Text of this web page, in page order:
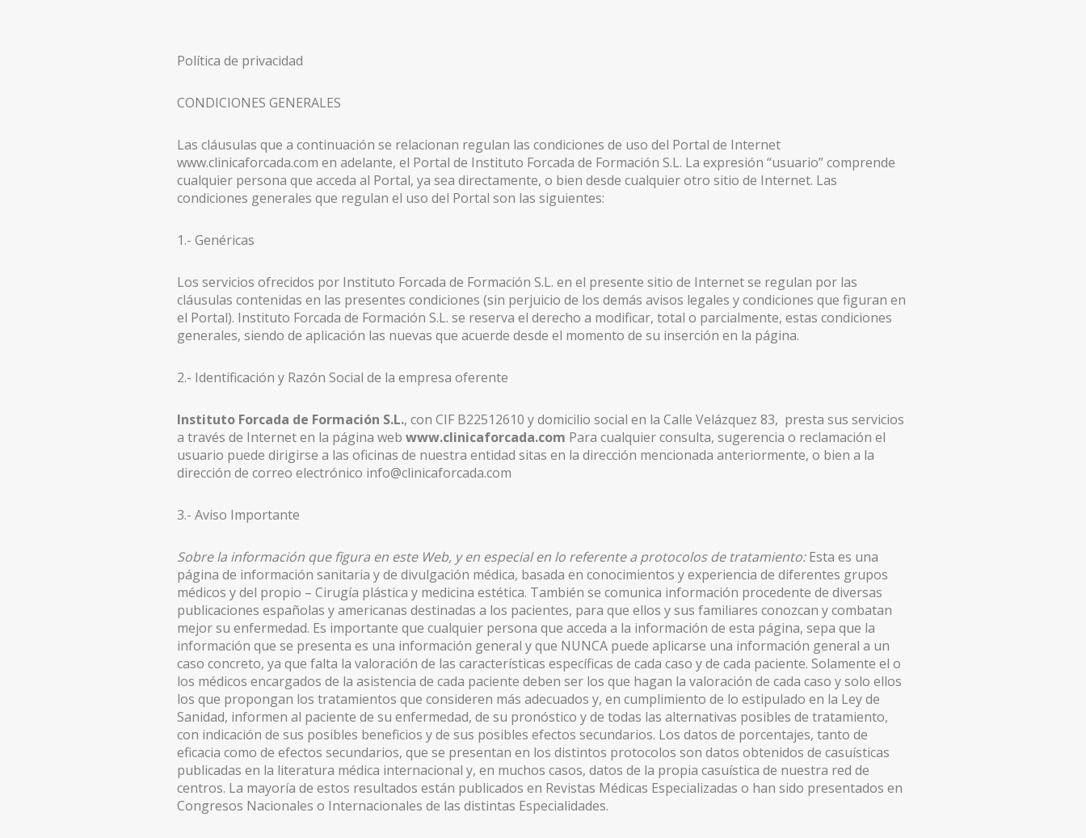
RINOPLASTIA ULTRASÓNICA
BLEFAROPLASTIA
IMPLANTES FACIALES
BOLA DE BICHAT
ARMONIZACIÓN DE PECHO MÍA® FEMTECH™
AUMENTO DE PECHO
MASTOPEXIA EN L
CIRUGÍA SECUNDARIA
MASTOPEXIA (ELEVACIÓN MAMARIA CON PRÓTESIS)
MAMA TUBEROSA
IMPLANTES PECTORALES HOMBRE
CIRUGÍA CORPORAL
LIPOSUCCIÓN BODYTITE
LIPOSUCCIÓN EN MADRID
LIPOSUCCIÓN VASER EN MADRID
LIPOSUCCIÓN ALTA DEFINICIÓN EN MADRID
REPARACIÓN ENDOSCÓPICA DE LA PARED ABDOMINAL
ABDOMINOPLASTIA
Política de privacidad
CONDICIONES GENERALES
Las cláusulas que a continuación se relacionan regulan las condiciones de uso del Portal de Internet
www.clinicaforcada.com en adelante, el Portal de Instituto Forcada de Formación S.L. La expresión “usuario” comprende
cualquier persona que acceda al Portal, ya sea directamente, o bien desde cualquier otro sitio de Internet. Las
condiciones generales que regulan el uso del Portal son las siguientes:
1.- Genéricas
Los servicios ofrecidos por Instituto Forcada de Formación S.L. en el presente sitio de Internet se regulan por las
cláusulas contenidas en las presentes condiciones (sin perjuicio de los demás avisos legales y condiciones que figuran en
el Portal). Instituto Forcada de Formación S.L. se reserva el derecho a modificar, total o parcialmente, estas condiciones
generales, siendo de aplicación las nuevas que acuerde desde el momento de su inserción en la página.
2.- Identificación y Razón Social de la empresa oferente
Instituto Forcada de Formación S.L., con CIF B22512610 y domicilio social en la Calle Velázquez 83, presta sus servicios
a través de Internet en la página web www.clinicaforcada.com Para cualquier consulta, sugerencia o reclamación el
usuario puede dirigirse a las oficinas de nuestra entidad sitas en la dirección mencionada anteriormente, o bien a la
dirección de correo electrónico info@clinicaforcada.com
3.- Aviso Importante
Sobre la información que figura en este Web, y en especial en lo referente a protocolos de tratamiento:Esta es una
página de información sanitaria y de divulgación médica, basada en conocimientos y experiencia de diferentes grupos
médicos y del propio – Cirugía plástica y medicina estética. También se comunica información procedente de diversas
publicaciones españolas y americanas destinadas a los pacientes, para que ellos y sus familiares conozcan y combatan
mejor su enfermedad. Es importante que cualquier persona que acceda a la información de esta página, sepa que la
información que se presenta es una información general y que NUNCA puede aplicarse una información general a un
caso concreto, ya que falta la valoración de las características específicas de cada caso y de cada paciente. Solamente el o
los médicos encargados de la asistencia de cada paciente deben ser los que hagan la valoración de cada caso y solo ellos
los que propongan los tratamientos que consideren más adecuados y, en cumplimiento de lo estipulado en la Ley de
Sanidad, informen al paciente de su enfermedad, de su pronóstico y de todas las alternativas posibles de tratamiento,
con indicación de sus posibles beneficios y de sus posibles efectos secundarios. Los datos de porcentajes, tanto de
eficacia como de efectos secundarios, que se presentan en los distintos protocolos son datos obtenidos de casuísticas
publicadas en la literatura médica internacional y, en muchos casos, datos de la propia casuística de nuestra red de
centros. La mayoría de estos resultados están publicados en Revistas Médicas Especializadas o han sido presentados en
Congresos Nacionales o Internacionales de las distintas Especialidades.